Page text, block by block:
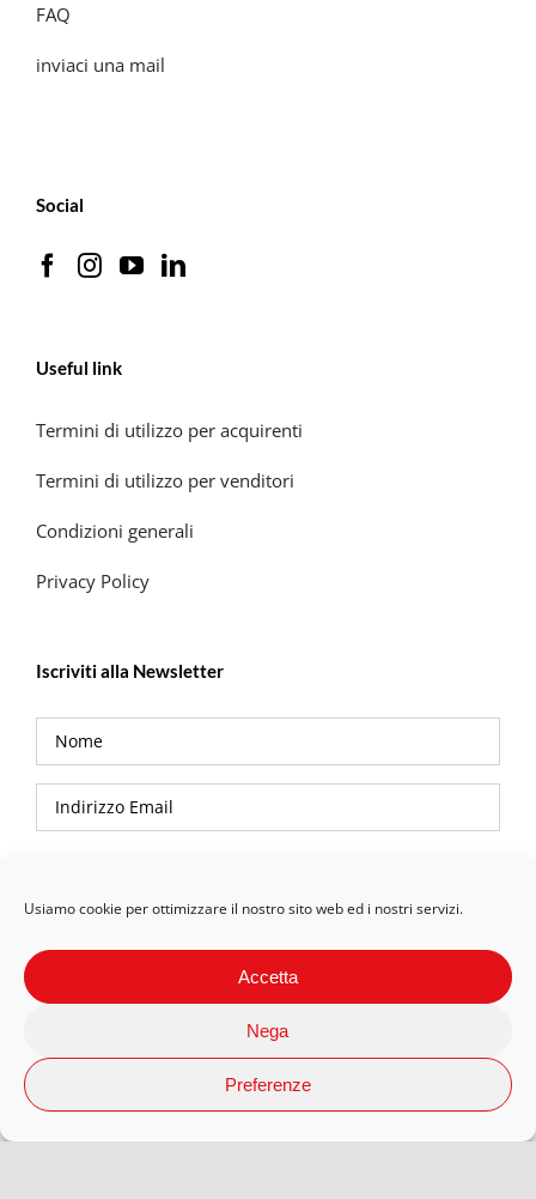
Usiamo cookie per ottimizzare il nostro sito web ed i nostri servizi.
Accetta
Nega
Preferenze
FAQ
inviaci una mail
Social
Useful link
Termini di utilizzo per acquirenti
Termini di utilizzo per venditori
Condizioni generali
Privacy Policy
Iscriviti alla Newsletter